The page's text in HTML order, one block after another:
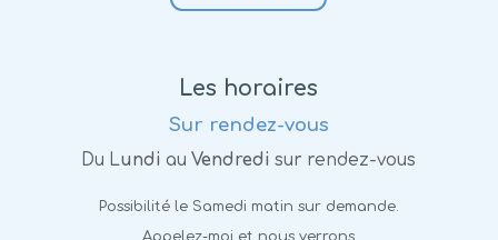
Les horaires
Sur rendez-vous
Du Lundi au Vendredi sur rendez-vous
Possibilité le Samedi matin sur demande.